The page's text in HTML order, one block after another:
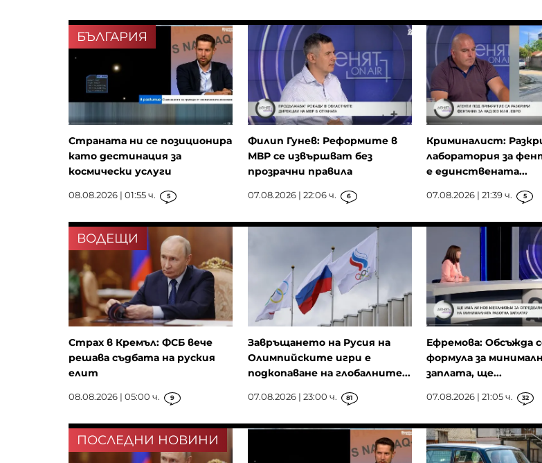
Кредитите у нас
повече от 16% за
близо 66 млрд.
юни
Апелативният съд
Тръмп да строи
Проучване:
германските
авточасти расте
Анализатор: За
лесно да прехвърли
срещу Иран на
президент
БЪЛГАРИЯ
Страната ни се позиционира
като дестинация за
космически услуги
08.08.2026 | 01:55 ч. 5
Филип Гунев: Реформите в
МВР се извършват без
прозрачни правила
07.08.2026 | 22:06 ч. 6
Криминалист:
лаборатория за
е единствената...
07.08.2026 | 21:39 ч. 5
ВОДЕЩИ
Страх в Кремъл: ФСБ вече
решава съдбата на руския
елит
08.08.2026 | 05:00 ч. 9
Завръщането на Русия на
Олимпийските игри е
подкопаване на глобалните...
07.08.2026 | 23:00 ч. 81
Ефремова: Обсъжда
формула за
заплата, ще...
07.08.2026 | 21:05 ч. 32
ПОСЛЕДНИ НОВИНИ